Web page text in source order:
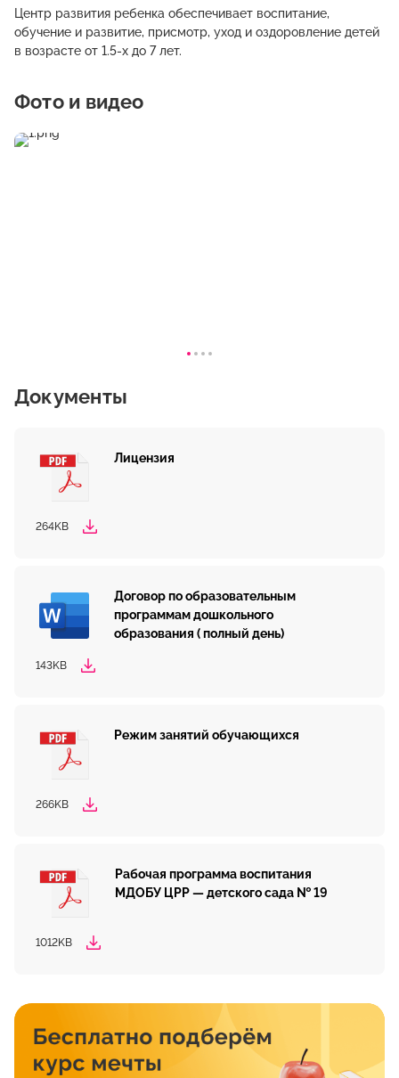
Центр развития ребенка обеспечивает воспитание,
обучение и развитие, присмотр, уход и оздоровление детей
в возрасте от 1.5-х до 7 лет.
Фото и видео
Документы
Лицензия
264KB
Договор по образовательным
программам дошкольного
образования ( полный день)
143KB
Режим занятий обучающихся
266KB
Рабочая программа воспитания
МДОБУ ЦРР — детского сада № 19
1012KB